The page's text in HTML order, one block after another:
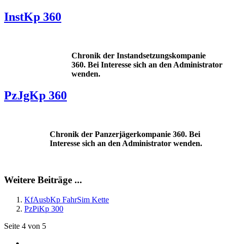
InstKp 360
Chronik der Instandsetzungskompanie
360. Bei Interesse sich an den Administrator
wenden.
PzJgKp 360
Chronik der Panzerjägerkompanie 360. Bei
Interesse sich an den Administrator wenden.
Weitere Beiträge ...
KfAusbKp FahrSim Kette
PzPiKp 300
Seite 4 von 5